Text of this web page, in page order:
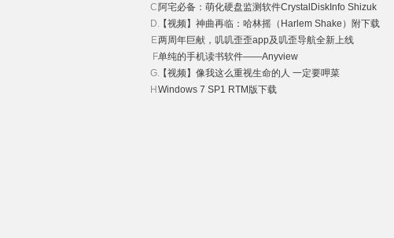
阿宅必备：萌化硬盘监测软件CrystalDiskInfo Shizuk
【视频】神曲再临：哈林摇（Harlem Shake）附下载
两周年巨献，叽叽歪歪app及叽歪导航全新上线
单纯的手机读书软件——Anyview
【视频】像我这么重视生命的人 一定要呷菜
Windows 7 SP1 RTM版下载